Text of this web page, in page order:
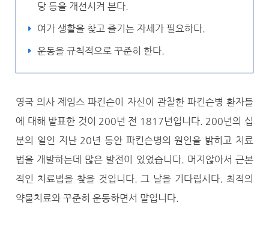
당 등을 개선시켜 본다.
여가 생활을 찾고 즐기는 자세가 필요하다.
운동을 규칙적으로 꾸준히 한다.
영국 의사 제임스 파킨슨이 자신이 관찰한 파킨슨병 환자들
에 대해 발표한 것이 200년 전 1817년입니다. 200년의 십
분의 일인 지난 20년 동안 파킨슨병의 원인을 밝히고 치료
법을 개발하는데 많은 발전이 있었습니다. 머지않아서 근본
적인 치료법을 찾을 것입니다. 그 날을 기다립시다. 최적의
약물치료와 꾸준히 운동하면서 말입니다.